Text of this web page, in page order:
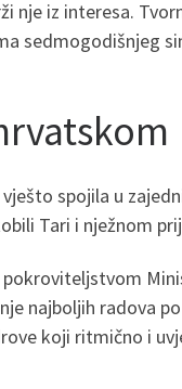
nje iz interesa.
sedmogodišnjeg
spojila u
Tari i nježnom
najboljih radova
koji ritmično i